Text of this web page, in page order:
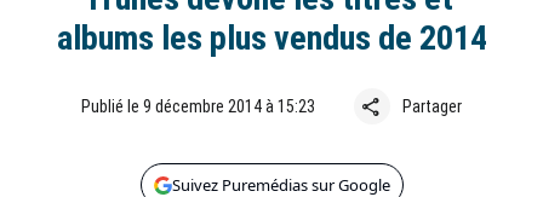
albums les plus vendus de 2014
Publié le 9 décembre 2014 à 15:23 share Partager
Suivez Puremédias sur Google